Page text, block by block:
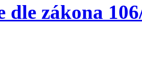
dle zákona